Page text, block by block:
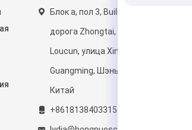
Блок a, пол 3, Builing f, NO.6,
дорога Zhongtai, община
Loucun, улица Xinhu, район
Guangming, Шэньчжэнь,
Китай
+8618138403315